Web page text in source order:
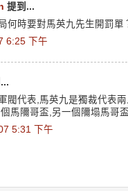
提到...
何時要對馬英九先生開罰單
6:25 下午
閥代表,馬英九是獨裁代表
馬隬哥盃,另一個隬塌馬哥
5:31 下午